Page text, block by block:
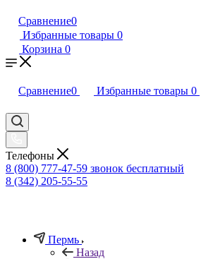
Сравнение0
Избранные товары 0
Корзина 0
Сравнение0 Избранные товары 0
Телефоны
8 (800) 777-47-59 звонок бесплатный
8 (342) 205-55-55
Пермь
Назад